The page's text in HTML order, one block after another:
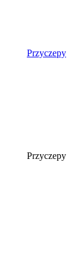
Przyczepy
Przyczepy